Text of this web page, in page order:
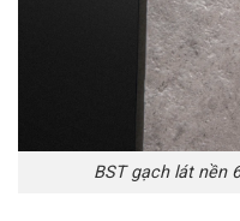
BST gạch lát nền